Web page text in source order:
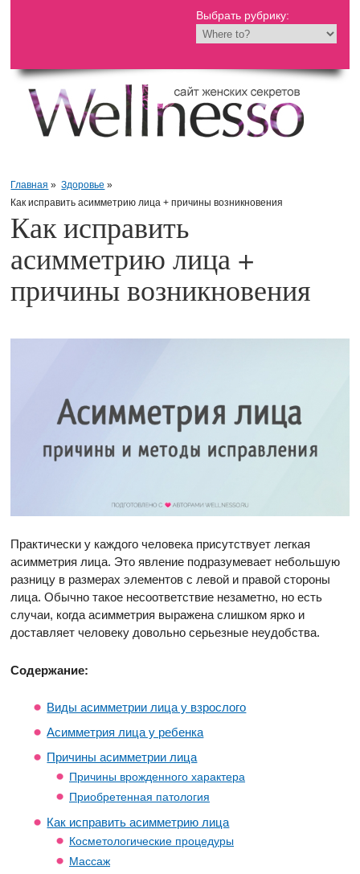
Выбрать рубрику:
Главная » Здоровье »
Как исправить асимметрию лица + причины возникновения
Как исправить
асимметрию лица +
причины возникновения
Практически у каждого человека присутствует легкая
асимметрия лица. Это явление подразумевает небольшую
разницу в размерах элементов с левой и правой стороны
лица. Обычно такое несоответствие незаметно, но есть
случаи, когда асимметрия выражена слишком ярко и
доставляет человеку довольно серьезные неудобства.
Содержание:
Виды асимметрии лица у взрослого
Асимметрия лица у ребенка
Причины асимметрии лица
Причины врожденного характера
Приобретенная патология
Как исправить асимметрию лица
Косметологические процедуры
Массаж